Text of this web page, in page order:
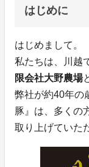
はじめに
はじめまして。
私たちは、川越
限会社大野農場
弊社が約40年の
豚』は、多くの
取り上げていた